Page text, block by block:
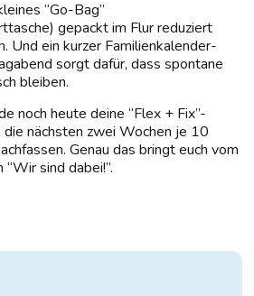
“Go-Bag”
gepackt im Flur reduziert
Und ein kurzer Familienkalender-
sorgt dafür, dass spontane
bleiben.
noch heute deine “Flex + Fix”-
die nächsten zwei Wochen je 10
Genau das bringt euch vom
sind dabei!”.